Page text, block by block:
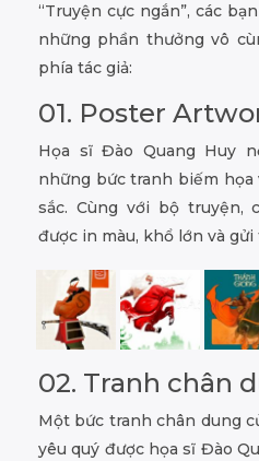
“Truyện cực ngắn”, các
những phần thưởng vô
phía tác giả:
01. Poster
Họa sĩ Đào Quang Huy
những bức tranh biếm họa
sắc. Cùng với bộ truyện,
được in màu, khổ lớn và
02. Tranh chân
Một bức tranh chân dung
yêu quý được họa sĩ Đào